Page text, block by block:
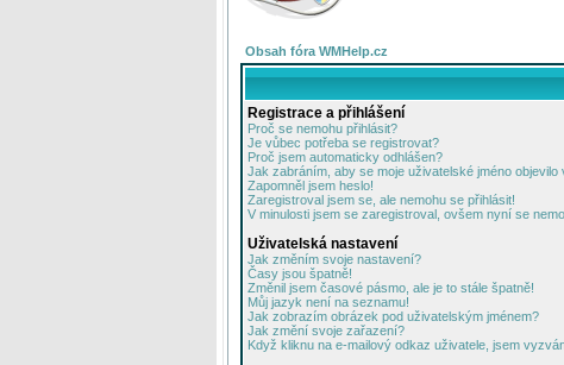
Obsah fóra WMHelp.cz
Registrace a přihlášení
Proč se nemohu přihlásit?
Je vůbec potřeba se registrovat?
Proč jsem automaticky odhlášen?
Jak zabráním, aby se moje uživatelské jméno
Zapomněl jsem heslo!
Zaregistroval jsem se, ale nemohu se přihlásit!
V minulosti jsem se zaregistroval, ovšem nyní se
Uživatelská nastavení
Jak změním svoje nastavení?
Časy jsou špatně!
Změnil jsem časové pásmo, ale je to stále špatně!
Můj jazyk není na seznamu!
Jak zobrazím obrázek pod uživatelským jménem?
Jak změní svoje zařazení?
Když kliknu na e-mailový odkaz uživatele, jsem